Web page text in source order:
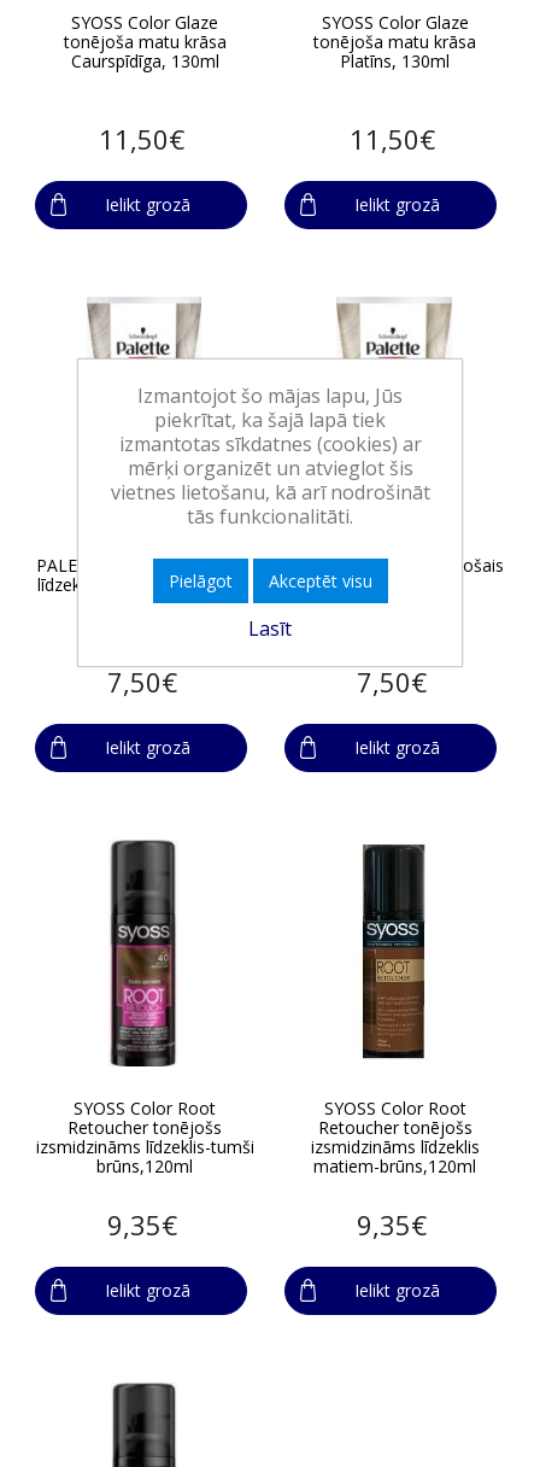
SYOSS Color Glaze
tonējoša matu krāsa
Caurspīdīga, 130ml
11,50€
Ielikt grozā
SYOSS Color Glaze
tonējoša matu krāsa
Platīns, 130ml
11,50€
Ielikt grozā
PALETTE Deluxe tonējošais
līdzeklis Ashy Blonde,150ml
7,50€
Ielikt grozā
PALETTE Deluxe tonējošais
līdzeklis Platinum
Blonde,150ml
7,50€
Ielikt grozā
SYOSS Color Root
Retoucher tonējošs
izsmidzināms līdzeklis-tumši
brūns,120ml
9,35€
Ielikt grozā
SYOSS Color Root
Retoucher tonējošs
izsmidzināms līdzeklis
matiem-brūns,120ml
9,35€
Ielikt grozā
Izmantojot šo mājas lapu, Jūs
piekrītat, ka šajā lapā tiek
izmantotas sīkdatnes (cookies) ar
mērķi organizēt un atvieglot šis
vietnes lietošanu, kā arī nodrošināt
tās funkcionalitāti.
Pielāgot Akceptēt visu
Lasīt